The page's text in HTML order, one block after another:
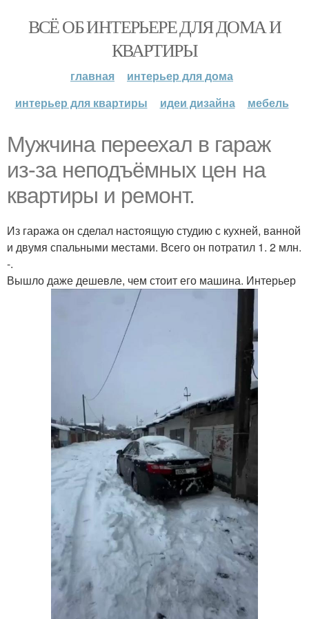
ВСЁ ОБ ИНТЕРЬЕРЕ ДЛЯ ДОМА И
КВАРТИРЫ
главная
интерьер для дома
интерьер для квартиры
идеи дизайна мебель
Мужчина переехал в гараж
из-за неподъёмных цен на
квартиры и ремонт.
Из гаража он сделал настоящую студию с кухней, ванной
и двумя спальными местами. Всего он потратил 1. 2 млн.
-.
Вышло даже дешевле, чем стоит его машина. Интерьер